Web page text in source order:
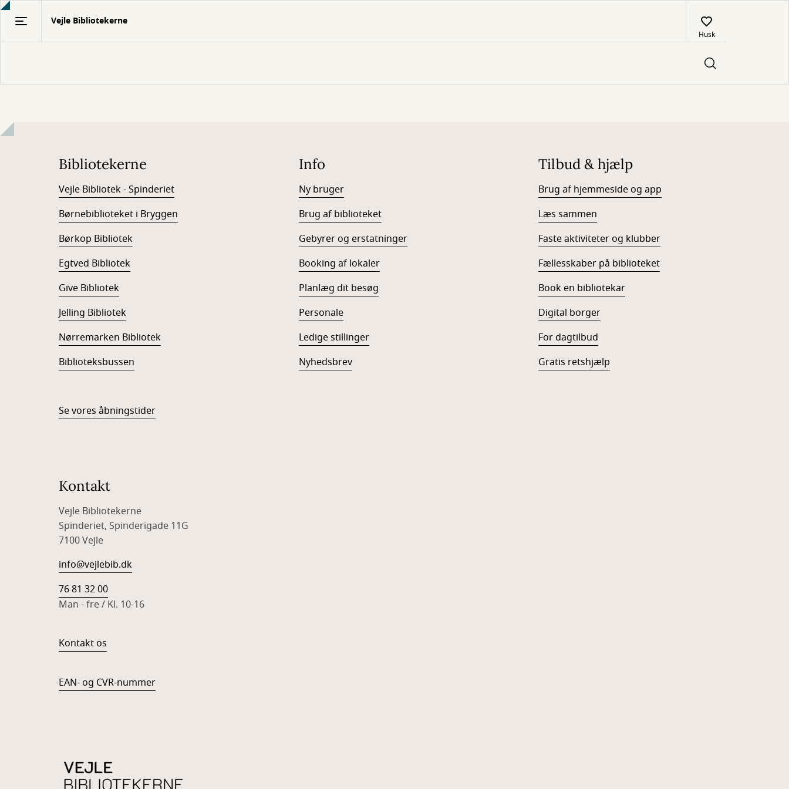
Gå
Vejle Bibliotekerne
Husk
Bibliotekerne
Vejle Bibliotek - Spinderiet
Børnebiblioteket i Bryggen
Børkop Bibliotek
Egtved Bibliotek
Give Bibliotek
Jelling Bibliotek
Nørremarken Bibliotek
Biblioteksbussen
Se vores åbningstider
Info
Ny bruger
Brug af biblioteket
Gebyrer og erstatninger
Booking af lokaler
Planlæg dit besøg
Personale
Ledige stillinger
Nyhedsbrev
Tilbud & hjælp
Brug af hjemmeside og app
Læs sammen
Faste aktiviteter og klubber
Fællesskaber på biblioteket
Book en bibliotekar
Digital borger
For dagtilbud
Gratis retshjælp
Kontakt
Vejle Bibliotekerne
Spinderiet, Spinderigade 11G
7100 Vejle
info@vejlebib.dk
76 81 32 00
Man - fre / Kl. 10-16
Kontakt os
EAN- og CVR-nummer